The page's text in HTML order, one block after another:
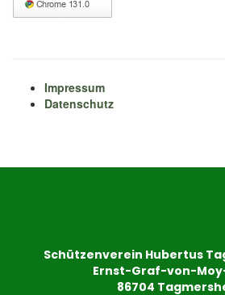
Impressum
Datenschutz
Schützenverein Hubertus
Ernst-Graf-von-
86704